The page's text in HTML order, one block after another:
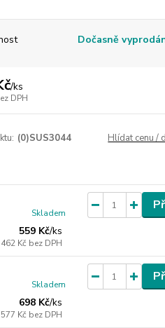
Dočasně
/ks
DPH
(0)SUS3044 Hlídat cenu /
559 Kč/ks
462 Kč bez DPH
Skladem
698 Kč/ks
577 Kč bez DPH
Skladem